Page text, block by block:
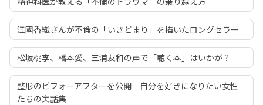
江國香織さんが不倫の「いきどまり」を描いたロングセラー
松坂桃李、橋本愛、三浦友和の声で「聴く本」はいかが？
整形のビフォーアフターを公開 自分を好きになりたい女性
たちの実話集